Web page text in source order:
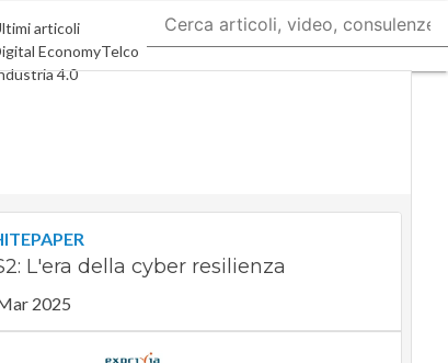
articoli
EconomyTelco
4.0
Guide di CorCom
Privacy
L'era della cyber resilienza
2025